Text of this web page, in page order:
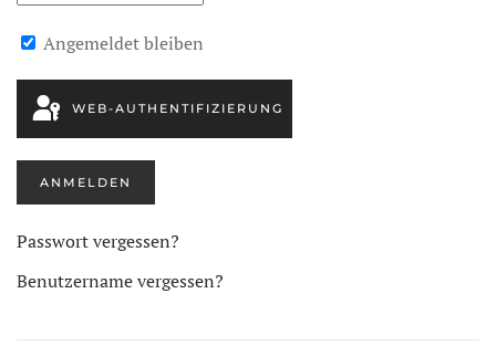
Angemeldet bleiben
WEB-AUTHENTIFIZIERUNG
ANMELDEN
Passwort vergessen?
Benutzername vergessen?